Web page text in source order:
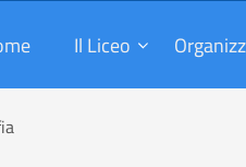
Il Liceo